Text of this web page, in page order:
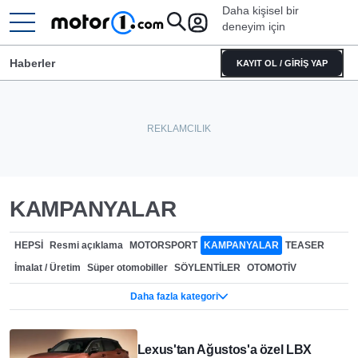
Daha kişisel bir
deneyim için
KAYIT OL / GİRİŞ YAP
Haberler
KAMPANYALAR
Daha fazla kategori
HEPSI Resmi açıklama MOTORSPORT KAMPANYALAR TEASER
İmalat / Üretim
Süper otomobiller SÖYLENTİLER OTOMOTİV
CASUS FOTOĞRAFLAR
ÖZEL VERSİYONLAR
TEKNOLOJİ GERİ ÇAĞIRMALAR GENEL Tasarım
Kurumsal / Finansal
ÇEVRECİ ARAÇLAR
Lexus'tan Ağustos'a özel LBX